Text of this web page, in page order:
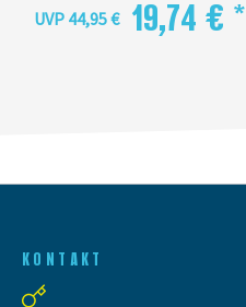
UVP 44,95 € 19,74 € *
KONTAKT